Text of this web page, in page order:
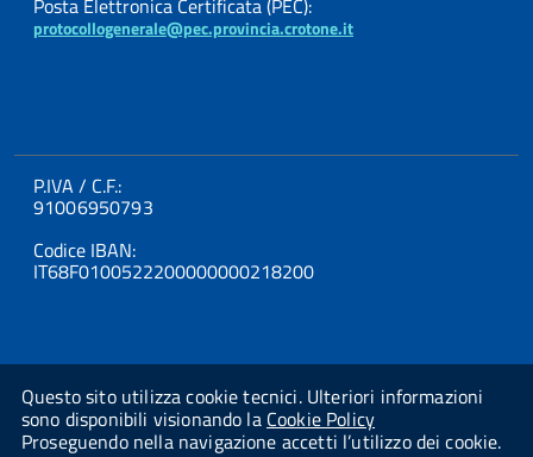
Questo sito utilizza cookie tecnici. Ulteriori informazioni
sono disponibili visionando la Cookie Policy
Proseguendo nella navigazione accetti l’utilizzo dei cookie.
Posta Elettronica Certificata (PEC):
protocollogenerale@pec.provincia.crotone.it
P.IVA / C.F.:
91006950793
Codice IBAN:
IT68F0100522200000000218200